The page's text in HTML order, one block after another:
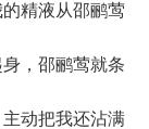
精液从邵鹂莺
，邵鹂莺就条
动把我还沾满